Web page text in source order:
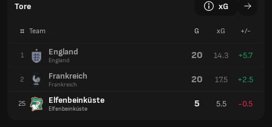
Tore xG
# Team G xG +/-
1 England
England 20 14.3 +5.7
2 Frankreich
Frankreich 20 17.5 +2.5
25 Elfenbeinküste
Elfenbeinküste 5 5.5 -0.5